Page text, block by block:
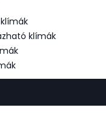
klímák